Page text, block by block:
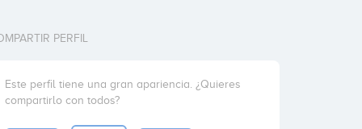
PERFIL
Este perfil tiene una gran apariencia. ¿Quieres
compartirlo con todos?